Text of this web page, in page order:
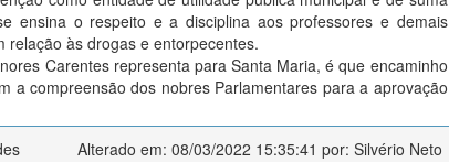
ensina o respeito e a disciplina aos professores e demais
relação às drogas e entorpecentes.
Carentes representa para Santa Maria, é que encaminho
a compreensão dos nobres Parlamentares para a aprovação
Alterado em: 08/03/2022 15:35:41 por: Silvério Neto